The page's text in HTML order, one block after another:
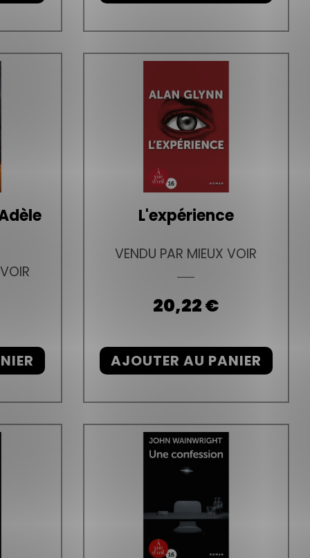
L'expérience
VENDU PAR MIEUX VOIR
Prix
20,22 €
AJOUTER AU PANIER